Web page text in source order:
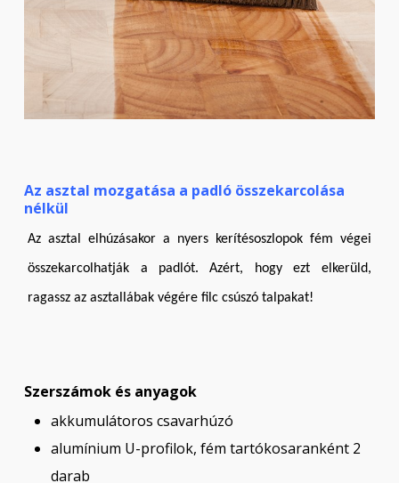
Az asztal mozgatása a padló összekarcolása
nélkül
Az asztal elhúzásakor a nyers kerítésoszlopok fém végei
összekarcolhatják a padlót. Azért, hogy ezt elkerüld,
ragassz az asztallábak végére filc csúszó talpakat!
Szerszámok és anyagok
akkumulátoros csavarhúzó
alumínium U-profilok, fém tartókosaranként 2
darab